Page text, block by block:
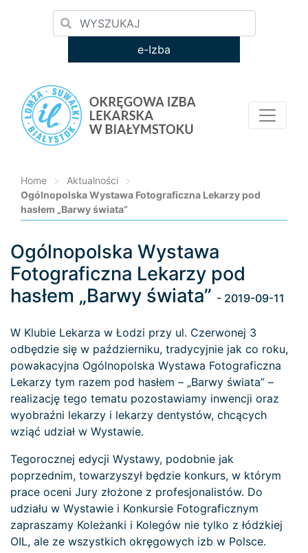
e-Izba
Home > Aktualności
>
Ogólnopolska Wystawa Fotograficzna Lekarzy pod
hasłem „Barwy świata”
Loading...
Ogólnopolska Wystawa
Fotograficzna Lekarzy pod
hasłem „Barwy świata” - 2019-09-11
W Klubie Lekarza w Łodzi przy ul. Czerwonej 3
odbędzie się w październiku, tradycyjnie jak co roku,
powakacyjna Ogólnopolska Wystawa Fotograficzna
Lekarzy tym razem pod hasłem – „Barwy świata” –
realizację tego tematu pozostawiamy inwencji oraz
wyobraźni lekarzy i lekarzy dentystów, chcących
wziąć udział w Wystawie.
Tegorocznej edycji Wystawy, podobnie jak
poprzednim, towarzyszył będzie konkurs, w którym
prace oceni Jury złożone z profesjonalistów. Do
udziału w Wystawie i Konkursie Fotograficznym
zapraszamy Koleżanki i Kolegów nie tylko z łódzkiej
OIL, ale ze wszystkich okręgowych izb w Polsce.